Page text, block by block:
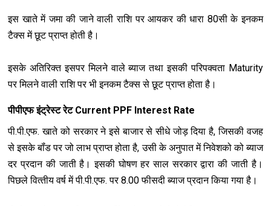
इस खाते में जमा की जाने वाली राशि पर आयकर की धारा 80सी के इनकम
टैक्‍स में छूट प्राप्‍त होती है।
इसके अतिरिक्‍त इसपर मिलने वाले ब्‍याज तथा इसकी परिपक्‍वता Maturity
पर मिलने वाली राशि पर भी इनकम टैक्‍स से छूट प्राप्‍त होता है।
पीपीएफ इंट्रेस्ट रेट Current PPF Interest Rate
पी.पी.एफ. खाते को सरकार ने इसे बाजार से सीधे जोड़ दिया है, जिसकी वजह
से इसके बॉंड पर जो लाभ प्राप्‍त होता है, उसी के अनुपात में निवेशको को ब्‍याज
दर प्रदान की जाती है। इसकी घोषण हर साल सरकार द्वारा की जाती है।
पिछले वित्‍तीय वर्ष में पी.पी.एफ. पर 8.00 फीसदी ब्‍याज प्रदान किया गया है।